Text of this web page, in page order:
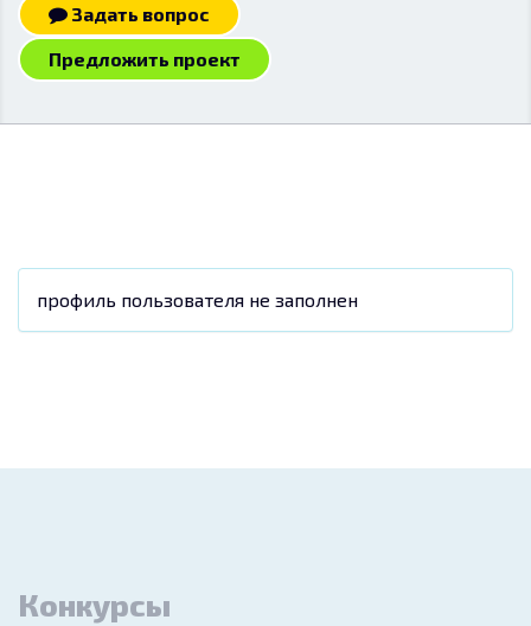
Задать вопрос
Предложить проект
профиль пользователя не заполнен
Конкурсы